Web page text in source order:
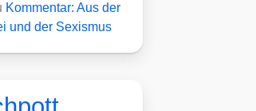
Kommentar: Aus der
und der Sexismus